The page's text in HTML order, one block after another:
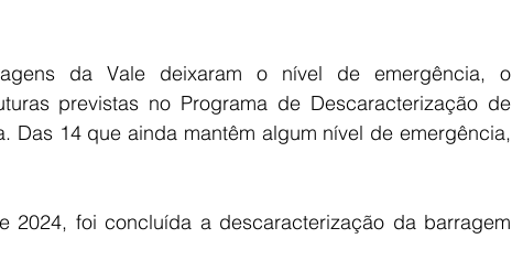
da Vale deixaram o nível de emergência, o
previstas no Programa de Descaracterização de
Das 14 que ainda mantêm algum nível de emergência,
2024, foi concluída a descaracterização da barragem